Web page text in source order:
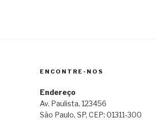
ENCONTRE-NOS
Endereço
Av. Paulista, 123456
São Paulo, SP, CEP: 01311-300